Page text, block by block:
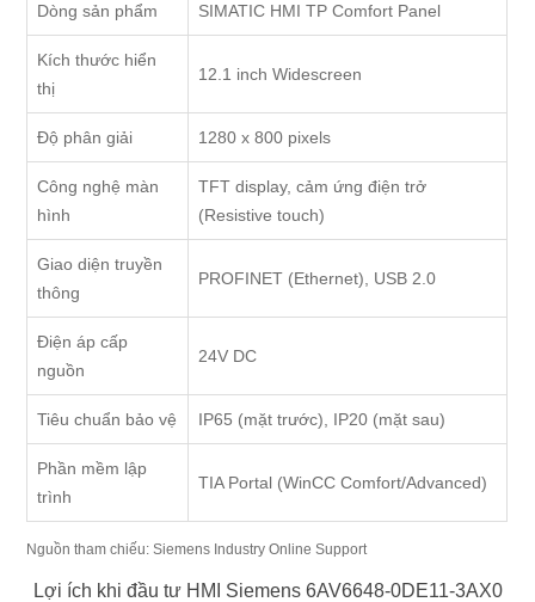
Dòng sản phẩm SIMATIC HMI TP Comfort Panel
Kích thước hiển
thị
12.1 inch Widescreen
Độ phân giải 1280 x 800 pixels
Công nghệ màn
hình
TFT display, cảm ứng điện trở
(Resistive touch)
Giao diện truyền
thông
PROFINET (Ethernet), USB 2.0
Điện áp cấp
nguồn
24V DC
Tiêu chuẩn bảo vệ IP65 (mặt trước), IP20 (mặt sau)
Phần mềm lập
trình
TIA Portal (WinCC Comfort/Advanced)
Nguồn tham chiếu:Siemens Industry Online Support
Lợi ích khi đầu tư HMI Siemens 6AV6648-0DE11-3AX0